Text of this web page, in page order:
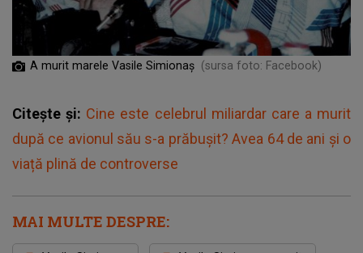
A murit marele Vasile Simionaș (sursa foto: Facebook)
Citește și: Cine este celebrul miliardar care a murit
după ce avionul său s-a prăbușit? Avea 64 de ani și o
viață plină de controverse
MAI MULTE DESPRE: